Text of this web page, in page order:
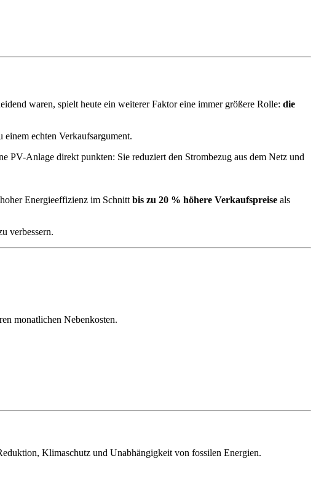
waren, spielt heute ein weiterer Faktor eine immer größere Rolle: die
echten Verkaufsargument.
PV-Anlage direkt punkten: Sie reduziert den Strombezug aus dem Netz und
Energieeffizienz im Schnitt bis zu 20 % höhere Verkaufspreise als
verbessern.
monatlichen Nebenkosten.
Klimaschutz und Unabhängigkeit von fossilen Energien.